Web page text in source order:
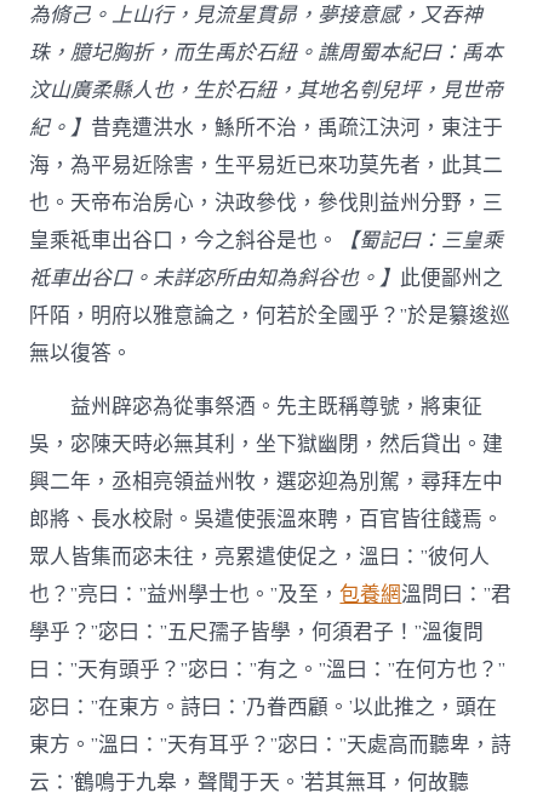
為脩己。上山行，見流星貫昴，夢接意感，又吞神
珠，臆圮胸折，而生禹於石紐。譙周蜀本紀曰：禹本
汶山廣柔縣人也，生於石紐，其地名刳兒坪，見世帝
紀。】 昔堯遭洪水，鯀所不治，禹疏江決河，東注于
海，為平易近除害，生平易近已來功莫先者，此其二
也。天帝布治房心，決政參伐，參伐則益州分野，三
皇乘祗車出谷口，今之斜谷是也。
【蜀記曰：三皇乘
祗車出谷口。未詳宓所由知為斜谷也。】此便鄙州之
阡陌，明府以雅意論之，何若於全國乎？”於是纂逡巡
無以復答。
益州辟宓為從事祭酒。先主既稱尊號，將東征
吳，宓陳天時必無其利，坐下獄幽閉，然后貸出。建
興二年，丞相亮領益州牧，選宓迎為別駕，尋拜左中
郎將、長水校尉。吳遣使張溫來聘，百官皆往餞焉。
眾人皆集而宓未往，亮累遣使促之，溫曰：”彼何人
也？”亮曰：”益州學士也。”及至，包養網溫問曰：”君
學乎？”宓曰：”五尺孺子皆學，何須君子！”溫復問
曰：”天有頭乎？”宓曰：”有之。”溫曰：”在何方也？”
宓曰：”在東方。詩曰：’乃眷西顧。’以此推之，頭在
東方。”溫曰：”天有耳乎？”宓曰：”天處高而聽卑，詩
云：’鶴鳴于九皋，聲聞于天。’若其無耳，何故聽